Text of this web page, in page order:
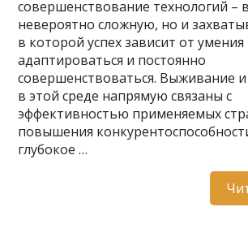
совершенствование технологий –
невероятно сложную, но и
в которой успех зависит от умения
адаптироваться и постоянно
совершенствоваться. Выживание
в этой среде напрямую связаны с
эффективностью применяемых
повышения
глубокое …